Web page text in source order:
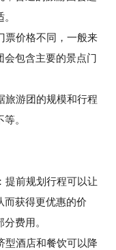
价格不同，一般来
会包含主要的景点门
游团的规模和行程
。
提前规划行程可以让
而获得更优惠的价
费用。
酒店和餐饮可以降